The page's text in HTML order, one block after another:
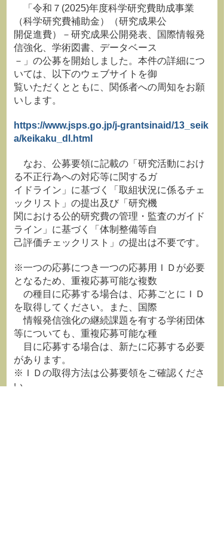
「令和７(2025)年度科学研究費助成事業
（科学研究費補助金）（研究成果公
開促進費）－研究成果公開発表、国際情報発
信強化、学術図書、データベース
－」の公募を開始しました。本件の詳細につ
いては、以下のウェブサイトを御
覧いただくとともに、関係者への周知をお願
いします。
https://www.jsps.go.jp/j-grantsinaid/13_seik
a/keikaku_dl.html
なお、公募要領に記載の「研究活動におけ
る不正行為への対応等に関するガ
イドライン」に基づく「取組状況に係るチェ
ックリスト」の提出及び「研究機
関における公的研究費の管理・監査のガイド
ライン」に基づく「体制整備等自
己評価チェックリスト」の提出は不要です。
※一つの応募につき一つの応募用ＩＤが必要
となるため、重複応募可能な複数
の種目に応募する場合は、応募ごとにＩＤ
を取得してください。また、国際
情報発信強化の継続課題を有する学術団体
等についても、重複応募可能な種
目に応募する場合は、新たに応募する必要
があります。
※ＩＤの取得方法は公募要領をご確認くださ
い。